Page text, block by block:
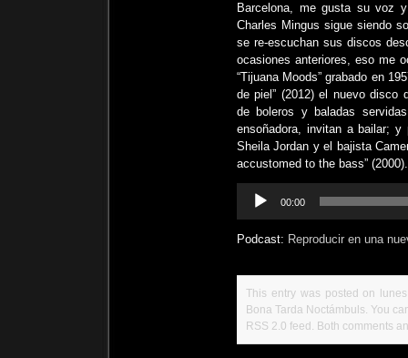
Barcelona, me gusta su voz
Charles Mingus sigue siendo
se re-escuchan sus discos
ocasiones anteriores, eso me
“Tijuana Moods” grabado en
de piel” (2012) el nuevo disco
de boleros y baladas
ensoñadora, invitan a bailar;
Sheila Jordan y el bajista
accustomed to the bass” (2000).
Reproductor
00:00
Podcast: Reproducir en una
This entry was posted on
Bona Tarda Noctámbuls. You
RSS 2.0 feed. Both comments